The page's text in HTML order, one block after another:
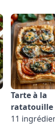
Tarte à la
ratatouille
11